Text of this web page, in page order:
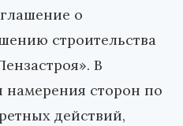
о
строительства
В
намерения сторон по
действий,